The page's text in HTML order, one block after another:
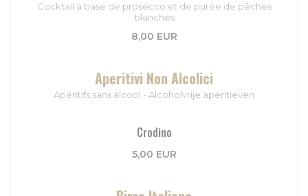
Cocktail à base de prosecco et de purée de pêches
blanches
8,00 EUR
Aperitivi Non Alcolici
Apéritifs sans alcool - Alcoholvrije aperitieven
Crodino
5,00 EUR